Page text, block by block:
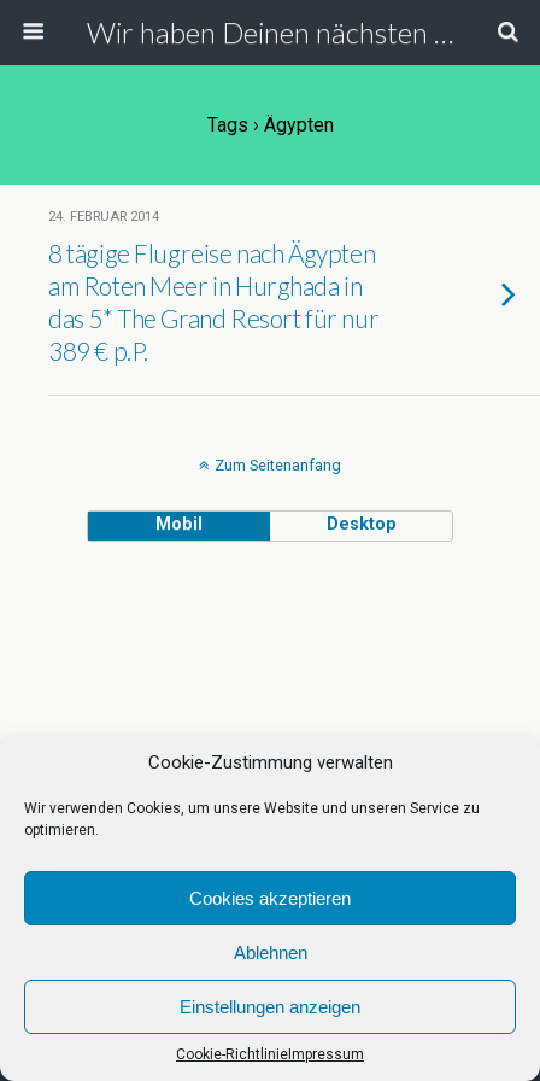
Cookie-Zustimmung verwalten
Wir verwenden Cookies, um unsere Website und unseren Service zu
optimieren.
Cookies akzeptieren
Ablehnen
Einstellungen anzeigen
Cookie-Richtlinie Impressum
Wir haben Deinen nächsten Urlaub
Tags › Ägypten
24. FEBRUAR 2014
8 tägige Flugreise nach Ägypten
am Roten Meer in Hurghada in
das 5* The Grand Resort für nur
389 € p.P.
Zum Seitenanfang
Mobil Desktop